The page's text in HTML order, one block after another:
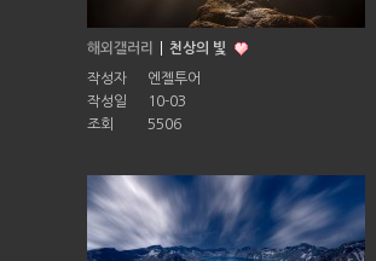
해외갤러리 천상의 빛
작성자
엔젤투어
작성일
10-03
조회
5506